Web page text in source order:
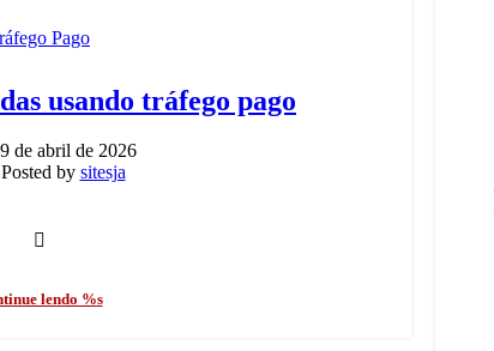
Pago
usando tráfego pago
de abril de 2026
Posted by sitesja
lendo %s